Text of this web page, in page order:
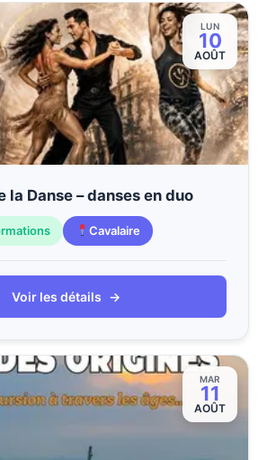
LUN
10
AOÛT
la Danse – danses en duo
Cavalaire
Voir les détails →
MAR
11
AOÛT